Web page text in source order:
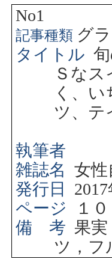
No1
記事種類 グ
タイトル
Ｓな
く、
ツ、テ
執筆者
雑誌名 女性
発行日
2017
ページ
１
備 考 果
ツ，フ